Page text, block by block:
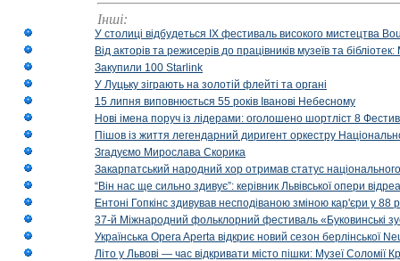
Інші:
У столиці відбудеться IX фестиваль високого мистецтва
Від акторів та режисерів до працівників музеїв та
Закупили 100 Starlink
У Луцьку зіграють на золотій флейті та органі
15 липня виповнюється 55 років Іванові Небесному
Нові імена поруч із лідерами: оголошено шортліст 8
Пішов із життя легендарний диригент оркестру
Згадуємо Мирослава Скорика
Закарпатський народний хор отримав статус національного
“Він нас ще сильно здивує”: керівник Львівської опери
Ентоні Гопкінс здивував несподіваною зміною кар'єри у 88
37-й Міжнародний фольклорний фестиваль «Буковинські
Українська Opera Aperta відкриє новий сезон берлінської
Літо у Львові — час відкривати місто пішки: Музеї Соломії